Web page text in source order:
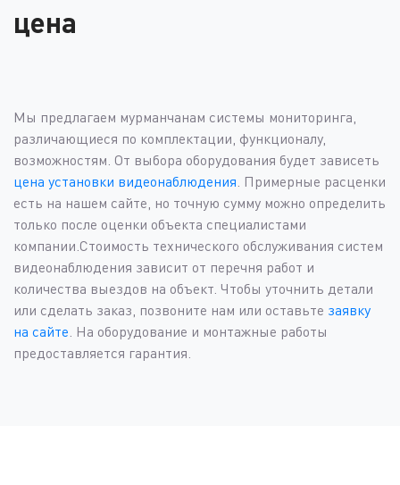
цена
Мы предлагаем мурманчанам системы мониторинга,
различающиеся по комплектации, функционалу,
возможностям. От выбора оборудования будет зависеть
цена установки видеонаблюдения. Примерные расценки
есть на нашем сайте, но точную сумму можно определить
только после оценки объекта специалистами
компании.Стоимость технического обслуживания систем
видеонаблюдения зависит от перечня работ и
количества выездов на объект. Чтобы уточнить детали
или сделать заказ, позвоните нам или оставьте заявку
на сайте. На оборудование и монтажные работы
предоставляется гарантия.